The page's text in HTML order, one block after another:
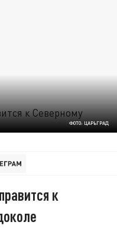
ФОТО: ЦАРЬГРАД
к